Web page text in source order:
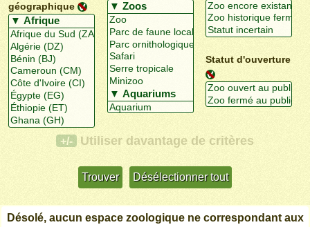
géographique
Statut d'ouverture
+/- Utiliser davantage de critères
Désolé, aucun espace zoologique ne correspondant aux